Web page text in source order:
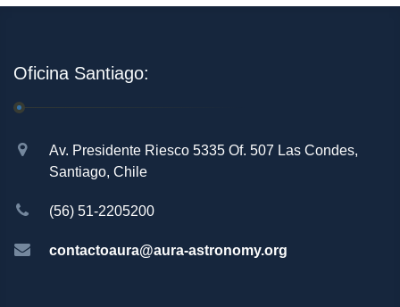
Oficina Santiago:
Av. Presidente Riesco 5335 Of. 507 Las Condes,
Santiago, Chile
(56) 51-2205200
contactoaura@aura-astronomy.org